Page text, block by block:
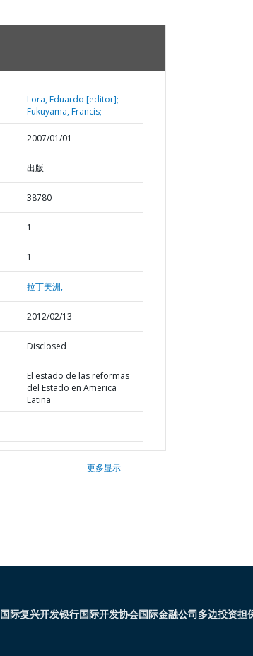
Lora, Eduardo [editor];
Fukuyama, Francis;
2007/01/01
出版
38780
1
1
拉丁美洲,
2012/02/13
Disclosed
El estado de las reformas
del Estado en America
Latina
更多显示
国际复兴开发银行国际开发协会国际金融公司多边投资担